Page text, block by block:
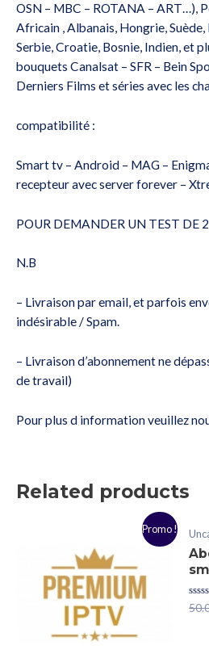
OSN – MBC – ROTANA – ART…),
Africain , Albanais, Hongrie,
Serbie, Croatie, Bosnie, Indien, et
bouquets Canalsat – SFR – Bein
Derniers Films et séries avec les
compatibilité :
Smart tv – Android – MAG –
recepteur avec server forever –
POUR DEMANDER UN TEST DE
N.B
– Livraison par email, et parfois
indésirable / Spam.
– Livraison d’abonnement ne
de travail)
Pour plus d information veuillez
Related products
Promo !